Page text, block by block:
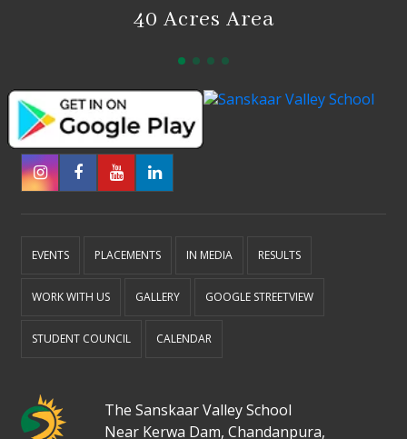
40 Acres Area
EVENTS PLACEMENTS IN MEDIA RESULTS
WORK WITH US GALLERY GOOGLE STREETVIEW
STUDENT COUNCIL CALENDAR
The Sanskaar Valley School
Near Kerwa Dam, Chandanpura,